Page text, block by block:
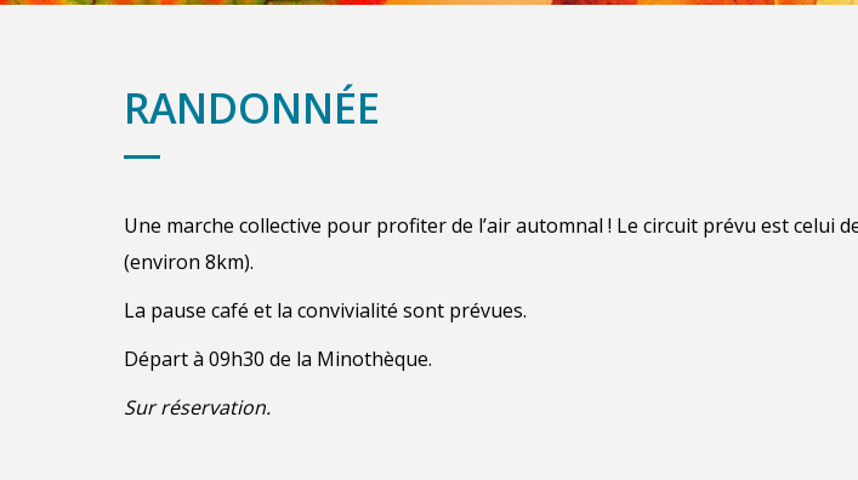
RANDONNÉE
Une marche collective pour profiter de l’air automnal ! Le circuit prévu est celui
(environ 8km).
La pause café et la convivialité sont prévues.
Départà 09h30 de la Minothèque.
Sur réservation.